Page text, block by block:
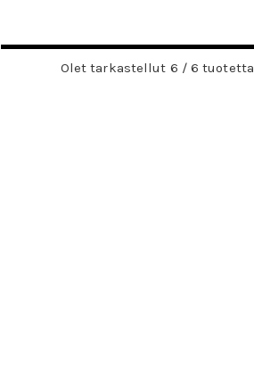
Olet tarkastellut 6 / 6 tuotetta